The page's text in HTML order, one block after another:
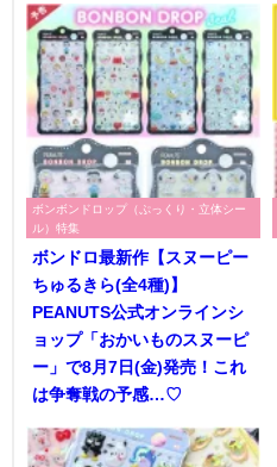
ボンボンドロップ（ぷっくり・立体シー
ル）特集
ボンドロ最新作【スヌーピー
ちゅるきら(全4種)】
PEANUTS公式オンラインシ
ョップ「おかいものスヌーピ
ー」で8月7日(金)発売！これ
は争奪戦の予感…♡